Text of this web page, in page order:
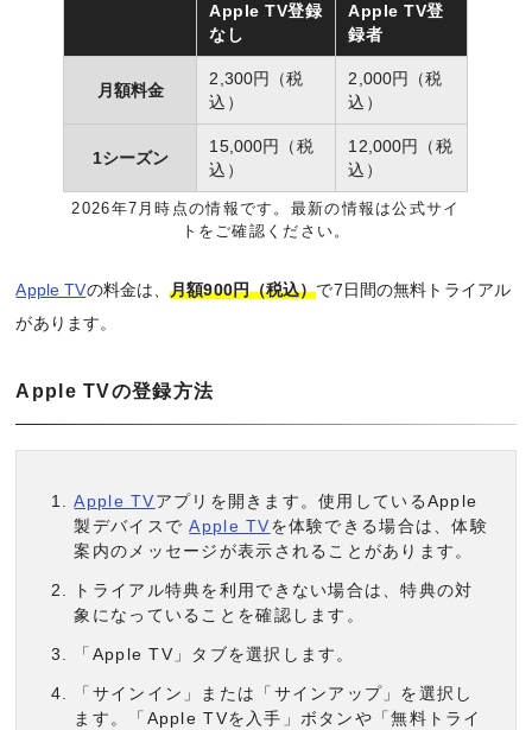
Apple TV登録
なし
Apple TV登
録者
月額料金
2,300円（税
込）
2,000円（税
込）
1シーズン
15,000円（税
込）
12,000円（税
込）
2026年7月時点の情報です。最新の情報は公式サイ
トをご確認ください。
Apple TVの料金は、月額900円（税込）で7日間の無料トライアル
があります。
Apple TVの登録方法
Apple TVアプリを開きます。使用しているApple
製デバイスでApple TVを体験できる場合は、体験
案内のメッセージが表示されることがあります。
トライアル特典を利用できない場合は、特典の対
象になっていることを確認します。
「Apple TV」タブを選択します。
「サインイン」または「サインアップ」を選択し
ます。「Apple TVを入手」ボタンや「無料トライ